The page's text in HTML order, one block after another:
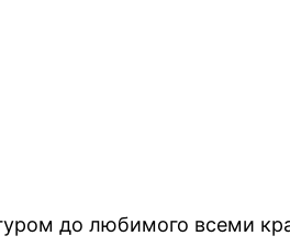
до любимого всеми